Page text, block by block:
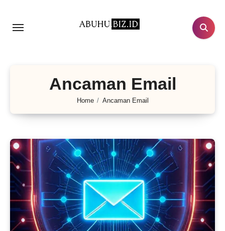
Ancaman Email
Home Ancaman Email